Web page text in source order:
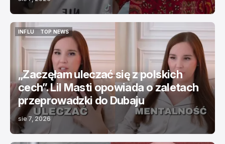
INFLU
INFLU
TOP NEWS
TOP NEWS
„Zaczęłam uleczać się z polskich
cech”. Lil Masti opowiada o zaletach
przeprowadzki do Dubaju
sie 7, 2026